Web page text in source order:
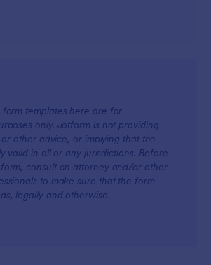
form templates here are for
only. Jotform is not providing
other advice, or implying that the
valid in all or any jurisdictions. Before
consult an attorney and/or other
to make sure that the form
legally and otherwise.